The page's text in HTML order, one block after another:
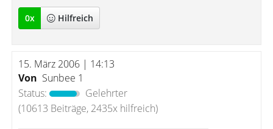
0x Hilfreich
15. März 2006 | 14:13
Von Sunbee 1
Status:
Gelehrter
(10613 Beiträge, 2435x hilfreich)